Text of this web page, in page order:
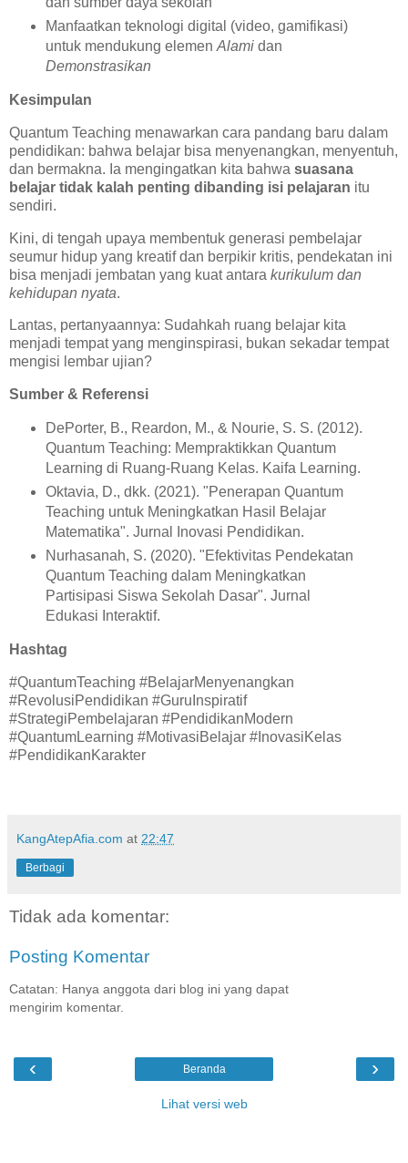
Manfaatkan teknologi digital (video, gamifikasi)
untuk mendukung elemen Alamidan
Demonstrasikan
Kesimpulan
Quantum Teaching menawarkan cara pandang baru dalam
pendidikan: bahwa belajar bisa menyenangkan, menyentuh,
dan bermakna. Ia mengingatkan kita bahwa suasana
belajar tidak kalah penting dibanding isi pelajaran itu
sendiri.
Kini, di tengah upaya membentuk generasi pembelajar
seumur hidup yang kreatif dan berpikir kritis, pendekatan ini
bisa menjadi jembatan yang kuat antara kurikulum dan
kehidupan nyata.
Lantas, pertanyaannya: Sudahkah ruang belajar kita
menjadi tempat yang menginspirasi, bukan sekadar tempat
mengisi lembar ujian?
Sumber & Referensi
DePorter, B., Reardon, M., & Nourie, S. S. (2012).
Quantum Teaching: Mempraktikkan Quantum
Learning di Ruang-Ruang Kelas. Kaifa Learning.
Oktavia, D., dkk. (2021). "Penerapan Quantum
Teaching untuk Meningkatkan Hasil Belajar
Matematika". Jurnal Inovasi Pendidikan.
Nurhasanah, S. (2020). "Efektivitas Pendekatan
Quantum Teaching dalam Meningkatkan
Partisipasi Siswa Sekolah Dasar". Jurnal
Edukasi Interaktif.
Hashtag
#QuantumTeaching #BelajarMenyenangkan
#RevolusiPendidikan #GuruInspiratif
#StrategiPembelajaran #PendidikanModern
#QuantumLearning #MotivasiBelajar #InovasiKelas
#PendidikanKarakter
KangAtepAfia.com at 22:47
Berbagi
Tidak ada komentar:
Posting Komentar
Catatan: Hanya anggota dari blog ini yang dapat
mengirim komentar.
‹ ›
Beranda
Lihat versi web